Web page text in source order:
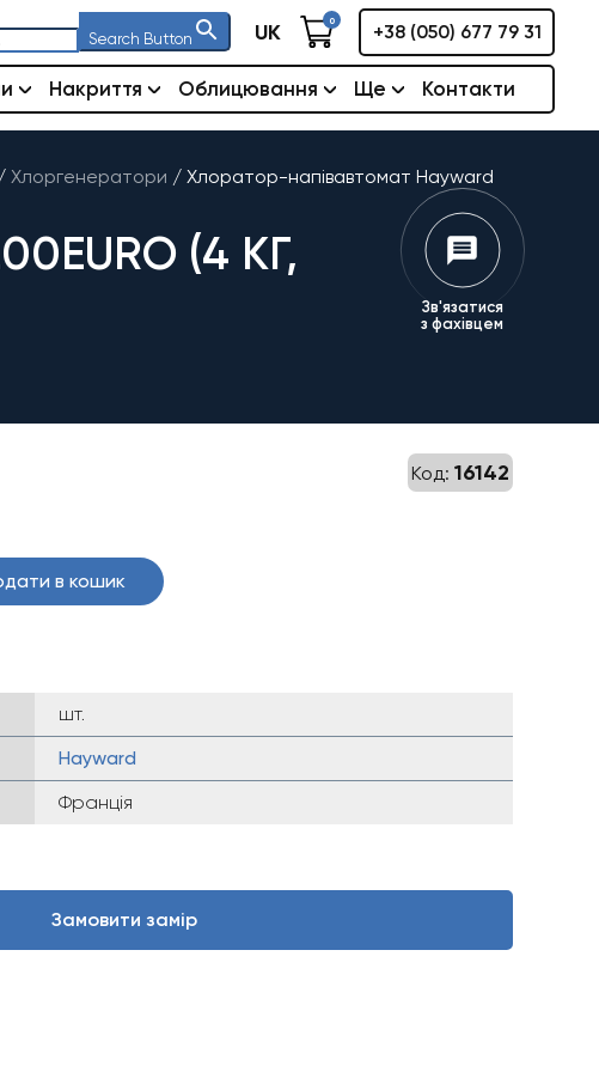
Search Button UK 0
+38 (050) 677 79 31
Накриття Облицювання Ще Контакти
Хлоргенератори / Хлоратор-напівавтомат Hayward
(4 КГ,
Зв'язатися
з фахівцем
Код: 16142
в кошик
шт.
Hayward
Франція
Замовити замір